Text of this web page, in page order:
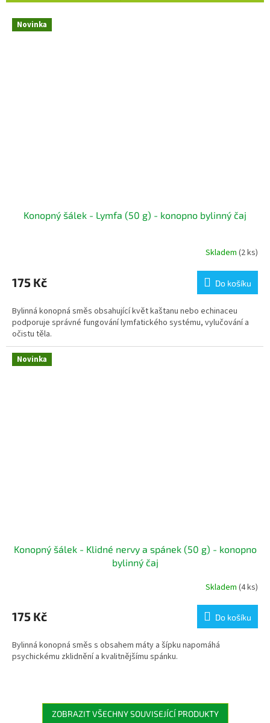
Novinka
Konopný šálek - Lymfa (50 g) - konopno bylinný čaj
Skladem (2 ks)
175 Kč Do košíku
Bylinná konopná směs obsahující květ kaštanu nebo echinaceu
podporuje správné fungování lymfatického systému, vylučování a
očistu těla.
Novinka
Konopný šálek - Klidné nervy a spánek (50 g) - konopno
bylinný čaj
Skladem (4 ks)
175 Kč Do košíku
Bylinná konopná směs s obsahem máty a šípku napomáhá
psychickému zklidnění a kvalitnějšímu spánku.
ZOBRAZIT VŠECHNY SOUVISEJÍCÍ PRODUKTY